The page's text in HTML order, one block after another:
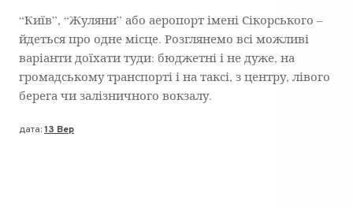
“Київ”, “Жуляни” або аеропорт імені Сікорського –
йдеться про одне місце. Розглянемо всі можливі
варіанти доїхати туди: бюджетні і не дуже, на
громадському транспорті і на таксі, з центру, лівого
берега чи залізничного вокзалу.
дата:13 Вер